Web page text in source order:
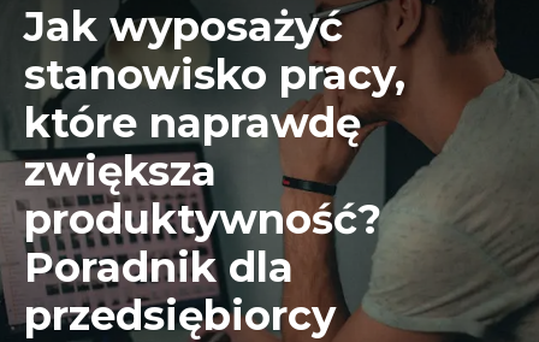
Jak wyposażyć
stanowisko pracy,
które naprawdę
zwiększa
produktywność?
Poradnik dla
przedsiębiorcy